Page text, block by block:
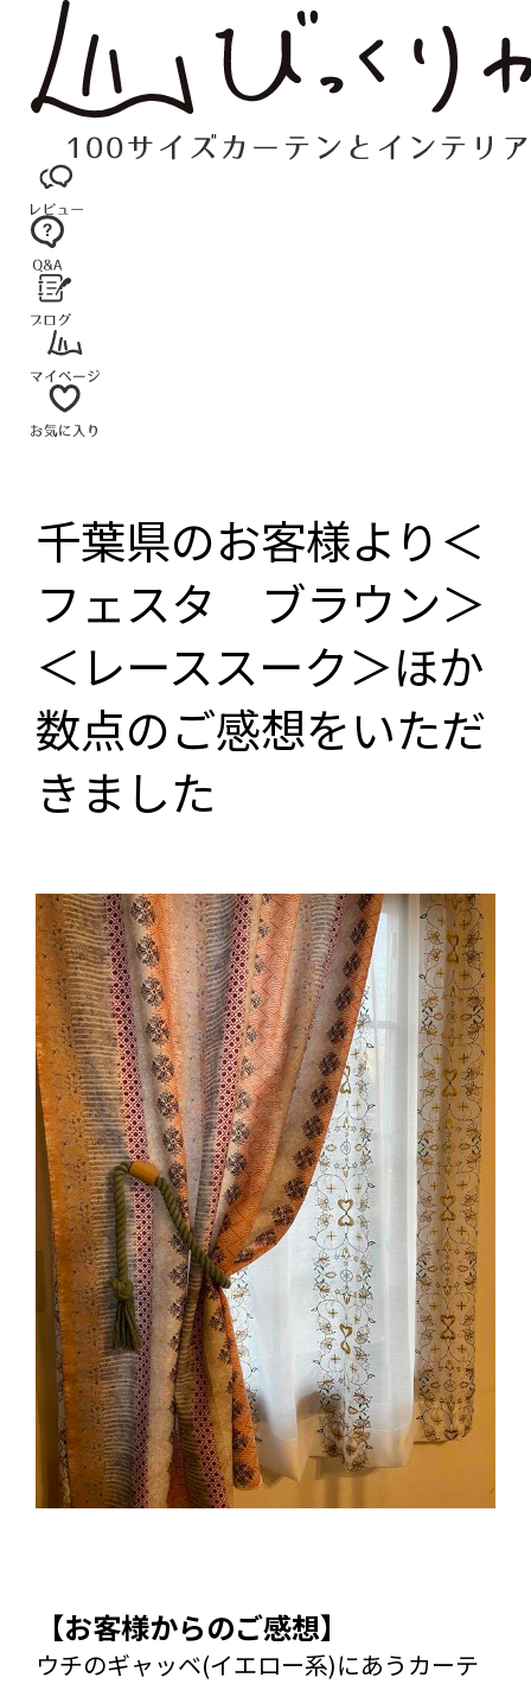
千葉県のお客様より＜
フェスタ ブラウン＞
＜レーススーク＞ほか
数点のご感想をいただ
きました
【お客様からのご感想】
ウチのギャッベ(イエロー系)にあうカーテ